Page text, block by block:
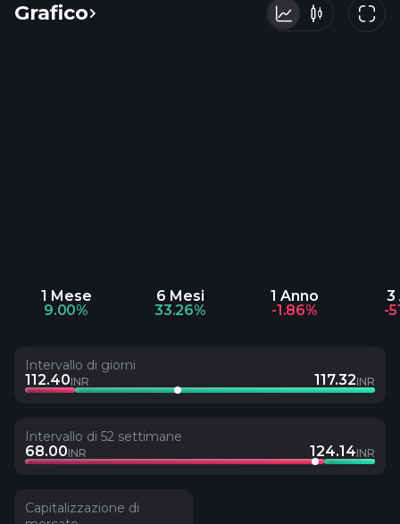
Grafico
1 Mese
9.00%
6 Mesi
33.26%
1 Anno
-1.86%
3
-
Intervallo di giorni
112.40INR 117.32INR
Intervallo di 52 settimane
68.00INR 124.14INR
Capitalizzazione di